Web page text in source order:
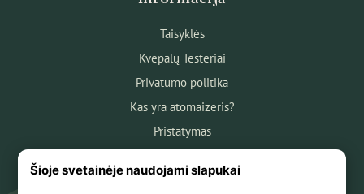
Taisyklės
Kvepalų Testeriai
Privatumo politika
Kas yra atomaizeris?
Pristatymas
Apie mus
Šioje svetainėje naudojami slapukai